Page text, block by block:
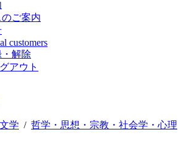
ご案内
customers
・解除
アウト
学 / 哲学・思想・宗教・社会学・心理